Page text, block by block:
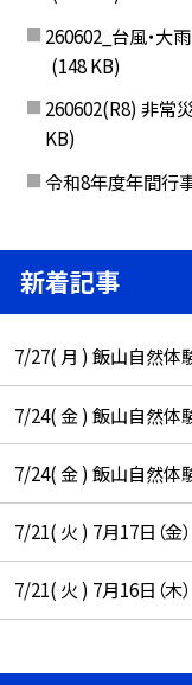
260602_台風・大
(148 KB)
260602(R8) 非常
KB)
令和8年度年間行
新着記事
7/27( 月 ) 飯山自然体
7/24( 金 ) 飯山自然体
7/24( 金 ) 飯山自然体
7/21( 火 ) 7月17日（金）
7/21( 火 ) 7月16日（木）